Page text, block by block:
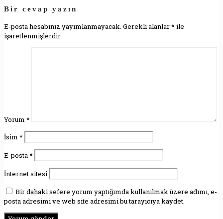
Bir cevap yazın
E-posta hesabınız yayımlanmayacak. Gerekli alanlar* ile
işaretlenmişlerdir
Yorum *
İsim *
E-posta*
İnternet sitesi
Bir dahaki sefere yorum yaptığımda kullanılmak üzere adımı, e-
posta adresimi ve web site adresimi bu tarayıcıya kaydet.